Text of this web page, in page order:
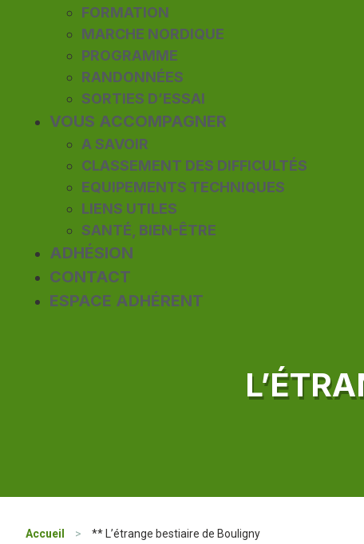
FORMATION
MARCHE NORDIQUE
PROGRAMME
RANDONNÉES
SORTIES D’ESSAI
VOUS ACCOMPAGNER
A SAVOIR
CLASSEMENT DES DIFFICULTÉS
EQUIPEMENTS TECHNIQUES
LIENS UTILES
SANTÉ, BIEN-ÊTRE
ADHÉSION
CONTACT
ESPACE ADHÉRENT
Accueil > ** L’étrange bestiaire de Bouligny